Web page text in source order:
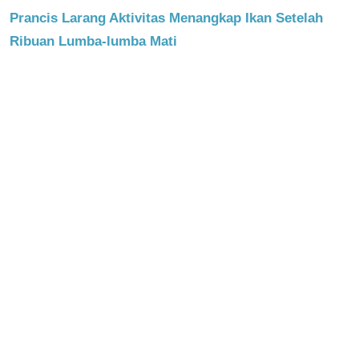
Prancis Larang Aktivitas Menangkap Ikan Setelah
Ribuan Lumba-lumba Mati